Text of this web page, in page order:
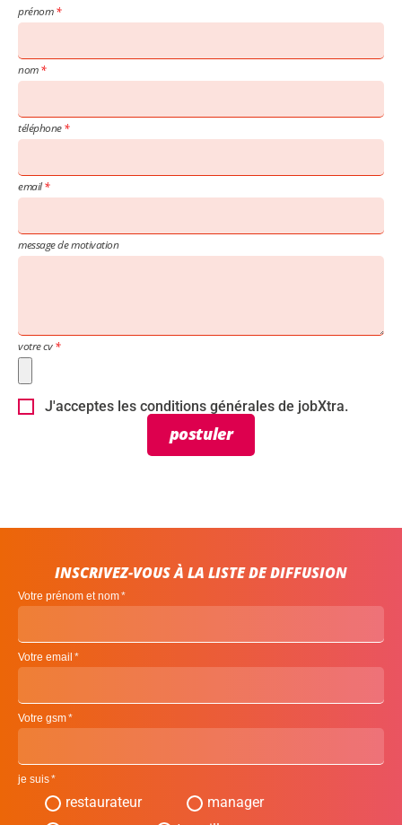
prénom
nom
téléphone
email
message de motivation
votre cv
J'acceptes les conditions générales de jobXtra.
postuler
INSCRIVEZ-VOUS À LA LISTE DE DIFFUSION
Votre prénom et nom
Votre email
Votre gsm
je suis
restaurateur
manager